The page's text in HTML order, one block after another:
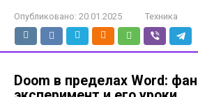
Опубликовано: 20.01.2025 Техника
Doom в пределах Word: